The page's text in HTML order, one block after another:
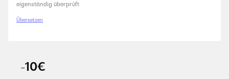
eigenständig überprüft
Übersetzen
-10€